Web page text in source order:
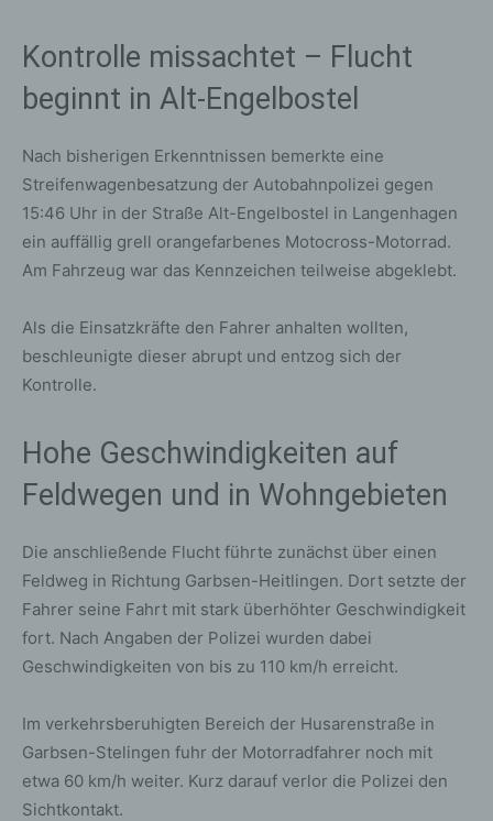
Kontrolle missachtet – Flucht
beginnt in Alt-Engelbostel
Nach bisherigen Erkenntnissen bemerkte eine
Streifenwagenbesatzung der Autobahnpolizei gegen
15:46 Uhr in der Straße Alt-Engelbostel in Langenhagen
ein auffällig grell orangefarbenes Motocross-Motorrad.
Am Fahrzeug war das Kennzeichen teilweise abgeklebt.
Als die Einsatzkräfte den Fahrer anhalten wollten,
beschleunigte dieser abrupt und entzog sich der
Kontrolle.
Hohe Geschwindigkeiten auf
Feldwegen und in Wohngebieten
Die anschließende Flucht führte zunächst über einen
Feldweg in Richtung Garbsen-Heitlingen. Dort setzte der
Fahrer seine Fahrt mit stark überhöhter Geschwindigkeit
fort. Nach Angaben der Polizei wurden dabei
Geschwindigkeiten von bis zu 110 km/h erreicht.
Im verkehrsberuhigten Bereich der Husarenstraße in
Garbsen-Stelingen fuhr der Motorradfahrer noch mit
etwa 60 km/h weiter. Kurz darauf verlor die Polizei den
Sichtkontakt.